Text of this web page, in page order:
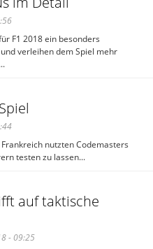
F1 2018 ein besonders
verleihen dem Spiel mehr
nutzten Codemasters
testen zu lassen...
auf taktische
- 09:25